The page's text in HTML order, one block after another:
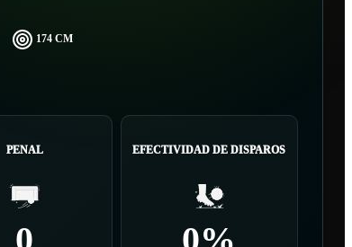
174 CM
PENAL EFECTIVIDAD DE DISPAROS